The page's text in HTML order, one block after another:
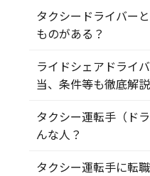
タクシードライバー
ものがある？
ライドシェアドライ
当、条件等も徹底解説
タクシー運転手（ド
んな人？
タクシー運転手に転